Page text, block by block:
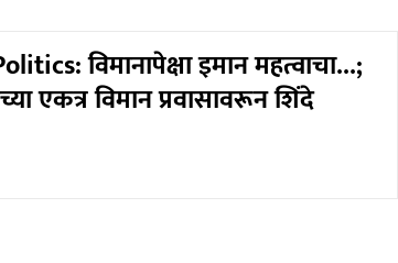
विमानापेक्षा इमान महत्वाचा...;
एकत्र विमान प्रवासावरून शिंदे